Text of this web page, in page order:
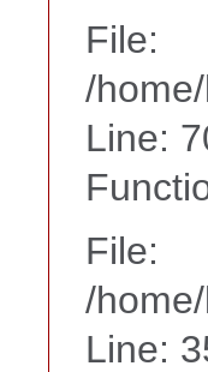
File:
/
Line:
File:
/
Line: